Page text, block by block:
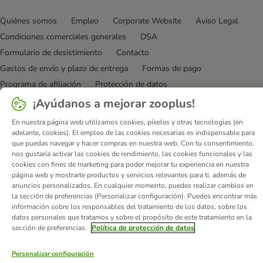
Quiénes somos Empleo Corporate Website
Aviso Legal
Condiciones comerciales generales
DSA
Formulario de desistimiento
Contacto
Gastos de envío y plazo de entrega
Formas de pago
Programa de afiliación
Protección de datos
Declaración de accesibilidad
© zooplus SE 2026
¡Ayúdanos a mejorar zooplus!
En nuestra página web utilizamos cookies, píxeles y otras tecnologías (en
adelante, cookies). El empleo de las cookies necesarias es indispensable para
que puedas navegar y hacer compras en nuestra web. Con tu consentimiento,
nos gustaría activar las cookies de rendimiento, las cookies funcionales y las
cookies con fines de marketing para poder mejorar tu experiencia en nuestra
página web y mostrarte productos y servicios relevantes para ti, además de
anuncios personalizados. En cualquier momento, puedes realizar cambios en
la sección de preferencias (Personalizar configuración). Puedes encontrar más
información sobre los responsables del tratamiento de los datos, sobre los
datos personales que tratamos y sobre el propósito de este tratamiento en la
sección de preferencias.
Política de protección de datos
Personalizar configuración